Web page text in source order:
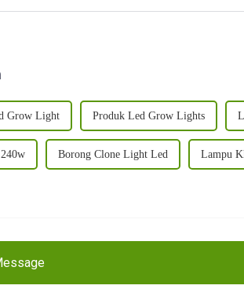
Grow Light Produk Led Grow Lights
Borong Clone Light Led Lampu